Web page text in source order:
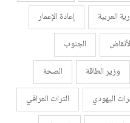
العربية
إعادة الإعمار
الجنوب
وزير الطاقة
الصحة
اليهودي
التراث العراقي